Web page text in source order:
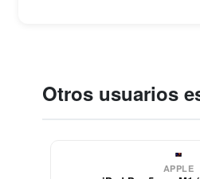
Otros usuarios
APPLE